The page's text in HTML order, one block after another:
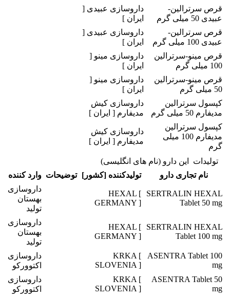
قرص سرترالین-
عبیدی 50 میلی گرم
داروسازی عبیدی [
ایران ]
قرص سرترالین-
عبیدی 100 میلی گرم
داروسازی عبیدی [
ایران ]
قرص مینو-سرترالین
100 میلی گرم
داروسازی مینو [
ایران ]
قرص مینو-سرترالین
50 میلی گرم
داروسازی مینو [
ایران ]
کپسول سرترالین
مدیفارم 50 میلی گرم
داروسازی کیش
مدیفارم [ ایران ]
کپسول سرترالین
مدیفارم 100 میلی
گرم
داروسازی کیش
مدیفارم [ ایران ]
تولیدات این دارو (نام های انگلیسی)
نام تجاری دارو
تولیدکننده [کشور] توضیحات وارد کننده
SERTRALIN HEXAL
Tablet 50 mg
HEXAL [
GERMANY ]
داروسازی
بهستان
تولید
SERTRALIN HEXAL
Tablet 100 mg
HEXAL [
GERMANY ]
داروسازی
بهستان
تولید
ASENTRA Tablet 100
mg
KRKA [
SLOVENIA ]
داروسازی
اکتوورکو
ASENTRA Tablet 50
mg
KRKA [
SLOVENIA ]
داروسازی
اکتوورکو